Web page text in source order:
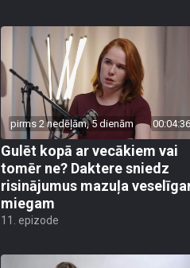
pirms 2 nedēļām, 5 dienām 00:04:36
Gulēt kopā ar vecākiem vai
tomēr ne? Daktere sniedz
risinājumus mazuļa
miegam
11. epizode